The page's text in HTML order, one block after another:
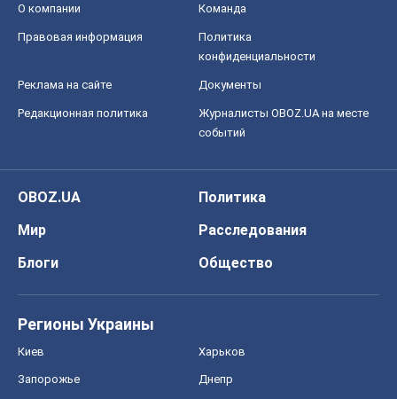
О компании Команда
Правовая информация
Политика
конфиденциальности
Реклама на сайте Документы
Редакционная политика
Журналисты OBOZ.UA на месте
событий
OBOZ.UA
Политика
Мир
Расследования
Блоги
Общество
Регионы Украины
Киев Харьков
Запорожье Днепр